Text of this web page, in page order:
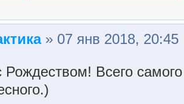
» 07 янв 2018, 20:45
Рождеством! Всего